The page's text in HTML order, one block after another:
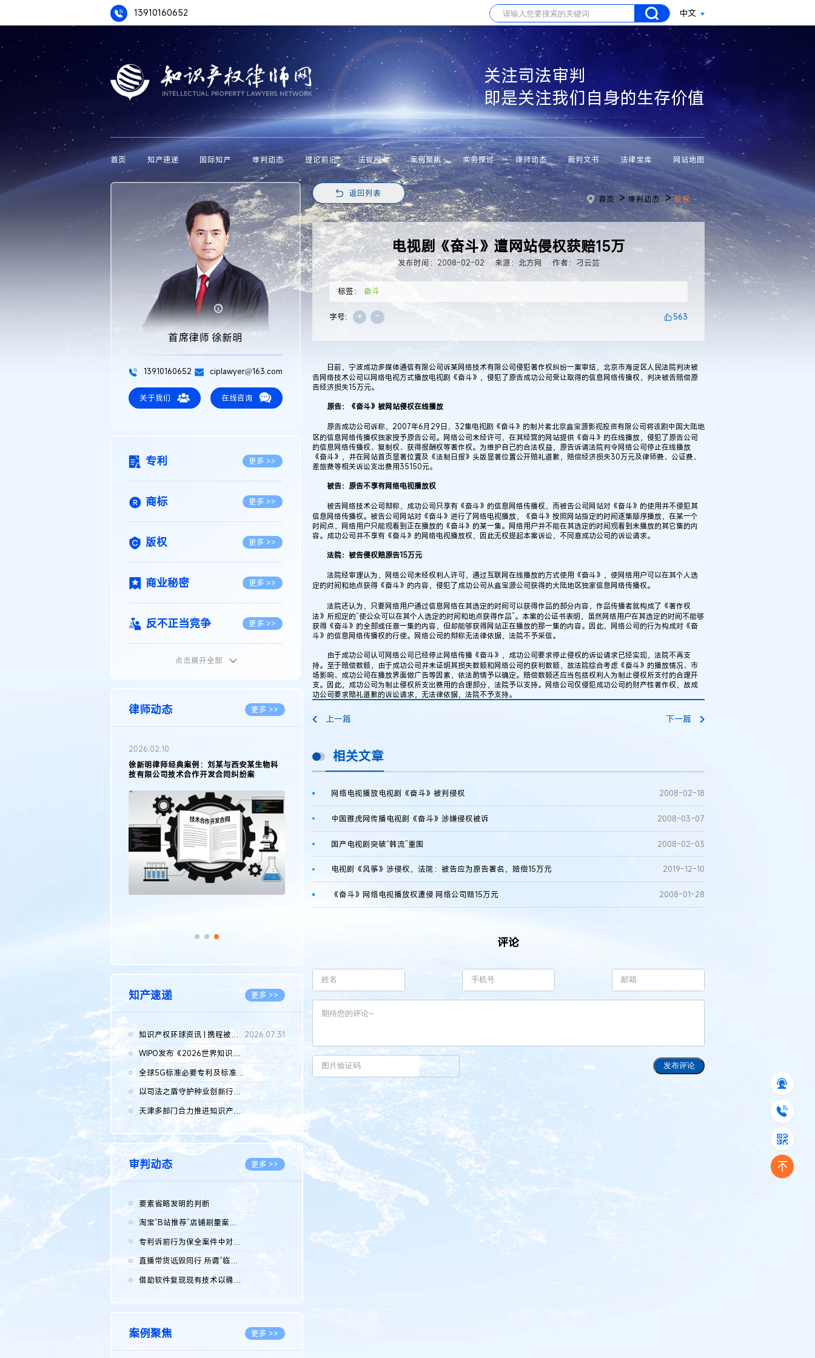
13910160652 中文
关注司法审判
即是关注我们自身的生存价值
首页 知产速递 国际知产 审判动态 理论前沿 法官视点 案例聚焦 实务探讨 律师动态 裁判文书 法律宝库 网站地图
首席律师 徐新明
13910160652 ciplawyer@163.com
关于我们 在线咨询
专利 更多 >>
商标 更多 >>
版权 更多 >>
商业秘密 更多 >>
反不正当竞争 更多 >>
植物新品种
地理标志 更多 >>
集成电路布图设计
传统文化 更多 >>
点击展开全部
律师动态 更多 >>
2026.02.10
徐新明律师经典案例：刘某与西安某生物科
技有限公司技术合作开发合同纠纷案
知产速递 更多 >>
知识产权环球资讯 | 携程被市监总局罚51.79亿；瑞幸泰国商标案上...
2026.07.31
WIPO发布《2026世界知识产权报告》 含报告全文
2026.05.14
全球5G标准必要专利及标准提案研究报告（2026年）全文发布
2026.05.08
以司法之盾守护种业创新行稳致远
天津多部门合力推进知识产权保护工作
审判动态 更多 >>
要素省略发明的判断
淘宝“B站推荐”店铺刷量案维持原判，两被告连带赔偿150万元
专利诉前行为保全案件中对仿制药申请人曾作出三类声明的考量及违...
直播带货诋毁同行 所谓“临场发挥”不免责
借助软件复现现有技术以确认相关参数特征是否被公开
案例聚焦 更多 >>
返回列表
首页 >审判动态 >版权
电视剧《奋斗》遭网站侵权获赔15万
发布时间：2008-02-02 来源：北方网 作者：刁云芸
标签： 奋斗
字号: + - 563
日前，宁波成功多媒体通信有限公司诉某网络技术有限公司侵犯著作权纠纷一案审结，北京市海淀区人民法院判决被
告网络技术公司以网络电视方式播放电视剧《奋斗》，侵犯了原告成功公司受让取得的信息网络传播权，判决被告赔偿原
告经济损失15万元。
原告：《奋斗》被网站侵权在线播放
原告成功公司诉称，2007年6月29日，32集电视剧《奋斗》的制片者北京鑫宝源影视投资有限公司将该剧中国大陆地
区的信息网络传播权独家授予原告公司。网络公司未经许可，在其经营的网站提供《奋斗》的在线播放，侵犯了原告公司
的信息网络传播权、复制权、获得报酬权等著作权。为维护自己的合法权益，原告诉请法院判令网络公司停止在线播放
《奋斗》，并在网站首页显著位置及《法制日报》头版显著位置公开赔礼道歉，赔偿经济损失30万元及律师费、公证费、
差旅费等相关诉讼支出费用35150元。
被告：原告不享有网络电视播放权
被告网络技术公司辩称，成功公司只享有《奋斗》的信息网络传播权，而被告公司网站对《奋斗》的使用并不侵犯其
信息网络传播权。被告公司网站对《奋斗》进行了网络电视播放，《奋斗》按照网站指定的时间逐集顺序播放，在某一个
时间点，网络用户只能观看到正在播放的《奋斗》的某一集。网络用户并不能在其选定的时间观看到未播放的其它集的内
容。成功公司并不享有《奋斗》的网络电视播放权，因此无权提起本案诉讼，不同意成功公司的诉讼请求。
法院：被告侵权赔原告15万元
法院经审理认为，网络公司未经权利人许可，通过互联网在线播放的方式使用《奋斗》，使网络用户可以在其个人选
定的时间和地点获得《奋斗》的内容，侵犯了成功公司从鑫宝源公司获得的大陆地区独家信息网络传播权。
法院还认为，只要网络用户通过信息网络在其选定的时间可以获得作品的部分内容，作品传播者就构成了《著作权
法》所规定的“使公众可以在其个人选定的时间和地点获得作品”。本案的公证书表明，虽然网络用户在其选定的时间不能够
获得《奋斗》的全部或任意一集的内容，但却能够获得网站正在播放的那一集的内容。因此，网络公司的行为构成对《奋
斗》的信息网络传播权的行使。网络公司的辩称无法律依据，法院不予采信。
由于成功公司认可网络公司已经停止网络传播《奋斗》，成功公司要求停止侵权的诉讼请求已经实现，法院不再支
持。至于赔偿数额，由于成功公司并未证明其损失数额和网络公司的获利数额，故法院综合考虑《奋斗》的播放情况、市
场影响、成功公司在播放界面做广告等因素，依法酌情予以确定。赔偿数额还应当包括权利人为制止侵权所支付的合理开
支。因此，成功公司为制止侵权所支出费用的合理部分，法院予以支持。网络公司仅侵犯成功公司的财产性著作权，故成
功公司要求赔礼道歉的诉讼请求，无法律依据，法院不予支持。
上一篇 下一篇
相关文章
网络电视播放电视剧《奋斗》被判侵权 2008-02-18
中国雅虎网传播电视剧《奋斗》涉嫌侵权被诉 2008-03-07
国产电视剧突破“韩流”重围 2008-02-03
电视剧《风筝》涉侵权，法院：被告应为原告署名，赔偿15万元 2019-12-10
《奋斗》网络电视播放权遭侵 网络公司赔15万元 2008-01-28
评论
发布评论